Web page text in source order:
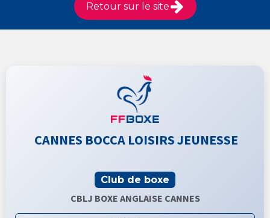
Retour sur le site
CANNES BOCCA LOISIRS JEUNESSE
Club de boxe
CBLJ BOXE ANGLAISE CANNES